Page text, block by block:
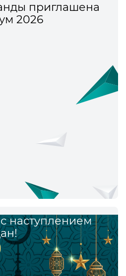
приглашена
2026
наступлением